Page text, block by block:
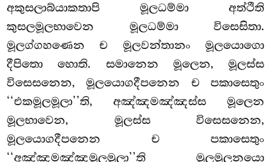
අකුසලාබ්යාකතාපි මූලධම්මා අත්ථීති
කුසලමූලභාවෙන මූලධම්මා විසෙසිතා.
මූලග්ගහණෙන ච මූලවන්තානං මූලයොගො
දීපිතො හොති. සමානෙන මූලෙන, මූලස්ස
විසෙසනෙන, මූලයොගදීපනෙන ච පකාසෙතුං
‘‘එකමූලමූලා’’ති, අඤ්ඤමඤ්ඤස්ස මූලෙන
මූලභාවෙන, මූලස්ස විසෙසනෙන,
මූලයොගදීපනෙන ච පකාසෙතුං
‘‘අඤ්ඤමඤ්ඤමූලමූලා’’ති මූලමූලනයො